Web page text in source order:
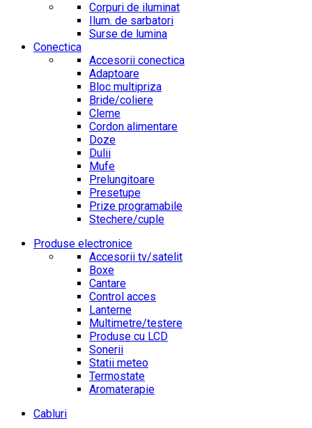
Corpuri de iluminat
Ilum. de sarbatori
Surse de lumina
Conectica
Accesorii conectica
Adaptoare
Bloc multipriza
Bride/coliere
Cleme
Cordon alimentare
Doze
Dulii
Mufe
Prelungitoare
Presetupe
Prize programabile
Stechere/cuple
Produse electronice
Accesorii tv/satelit
Boxe
Cantare
Control acces
Lanterne
Multimetre/testere
Produse cu LCD
Sonerii
Statii meteo
Termostate
Aromaterapie
Cabluri